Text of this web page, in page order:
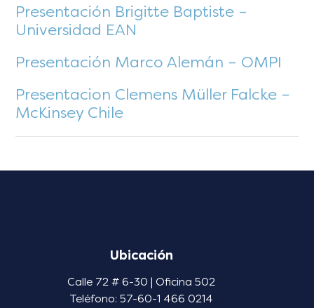
Presentación Brigitte Baptiste –
Universidad EAN
Presentación Marco Alemán – OMPI
Presentacion Clemens Müller Falcke –
McKinsey Chile
Ubicación
Calle 72 # 6-30 | Oficina 502
Teléfono: 57-60-1 466 0214